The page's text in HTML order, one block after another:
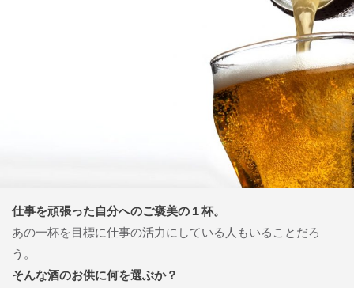
仕事を頑張った自分へのご褒美の１杯。
あの一杯を目標に仕事の活力にしている人もいることだろ
う。
そんな酒のお供に何を選ぶか？